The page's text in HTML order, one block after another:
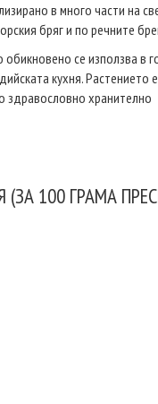
в много части на
бряг и по речните
се използва в
кухня. Растението
здравословно хранително
100 ГРАМА